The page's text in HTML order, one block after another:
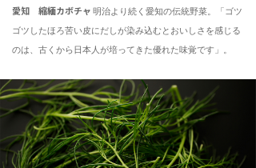
愛知 縮緬カボチャ 明治より続く愛知の伝統野菜。「ゴツ
ゴツしたほろ苦い皮にだしが染み込むとおいしさを感じる
のは、古くから日本人が培ってきた優れた味覚です」。